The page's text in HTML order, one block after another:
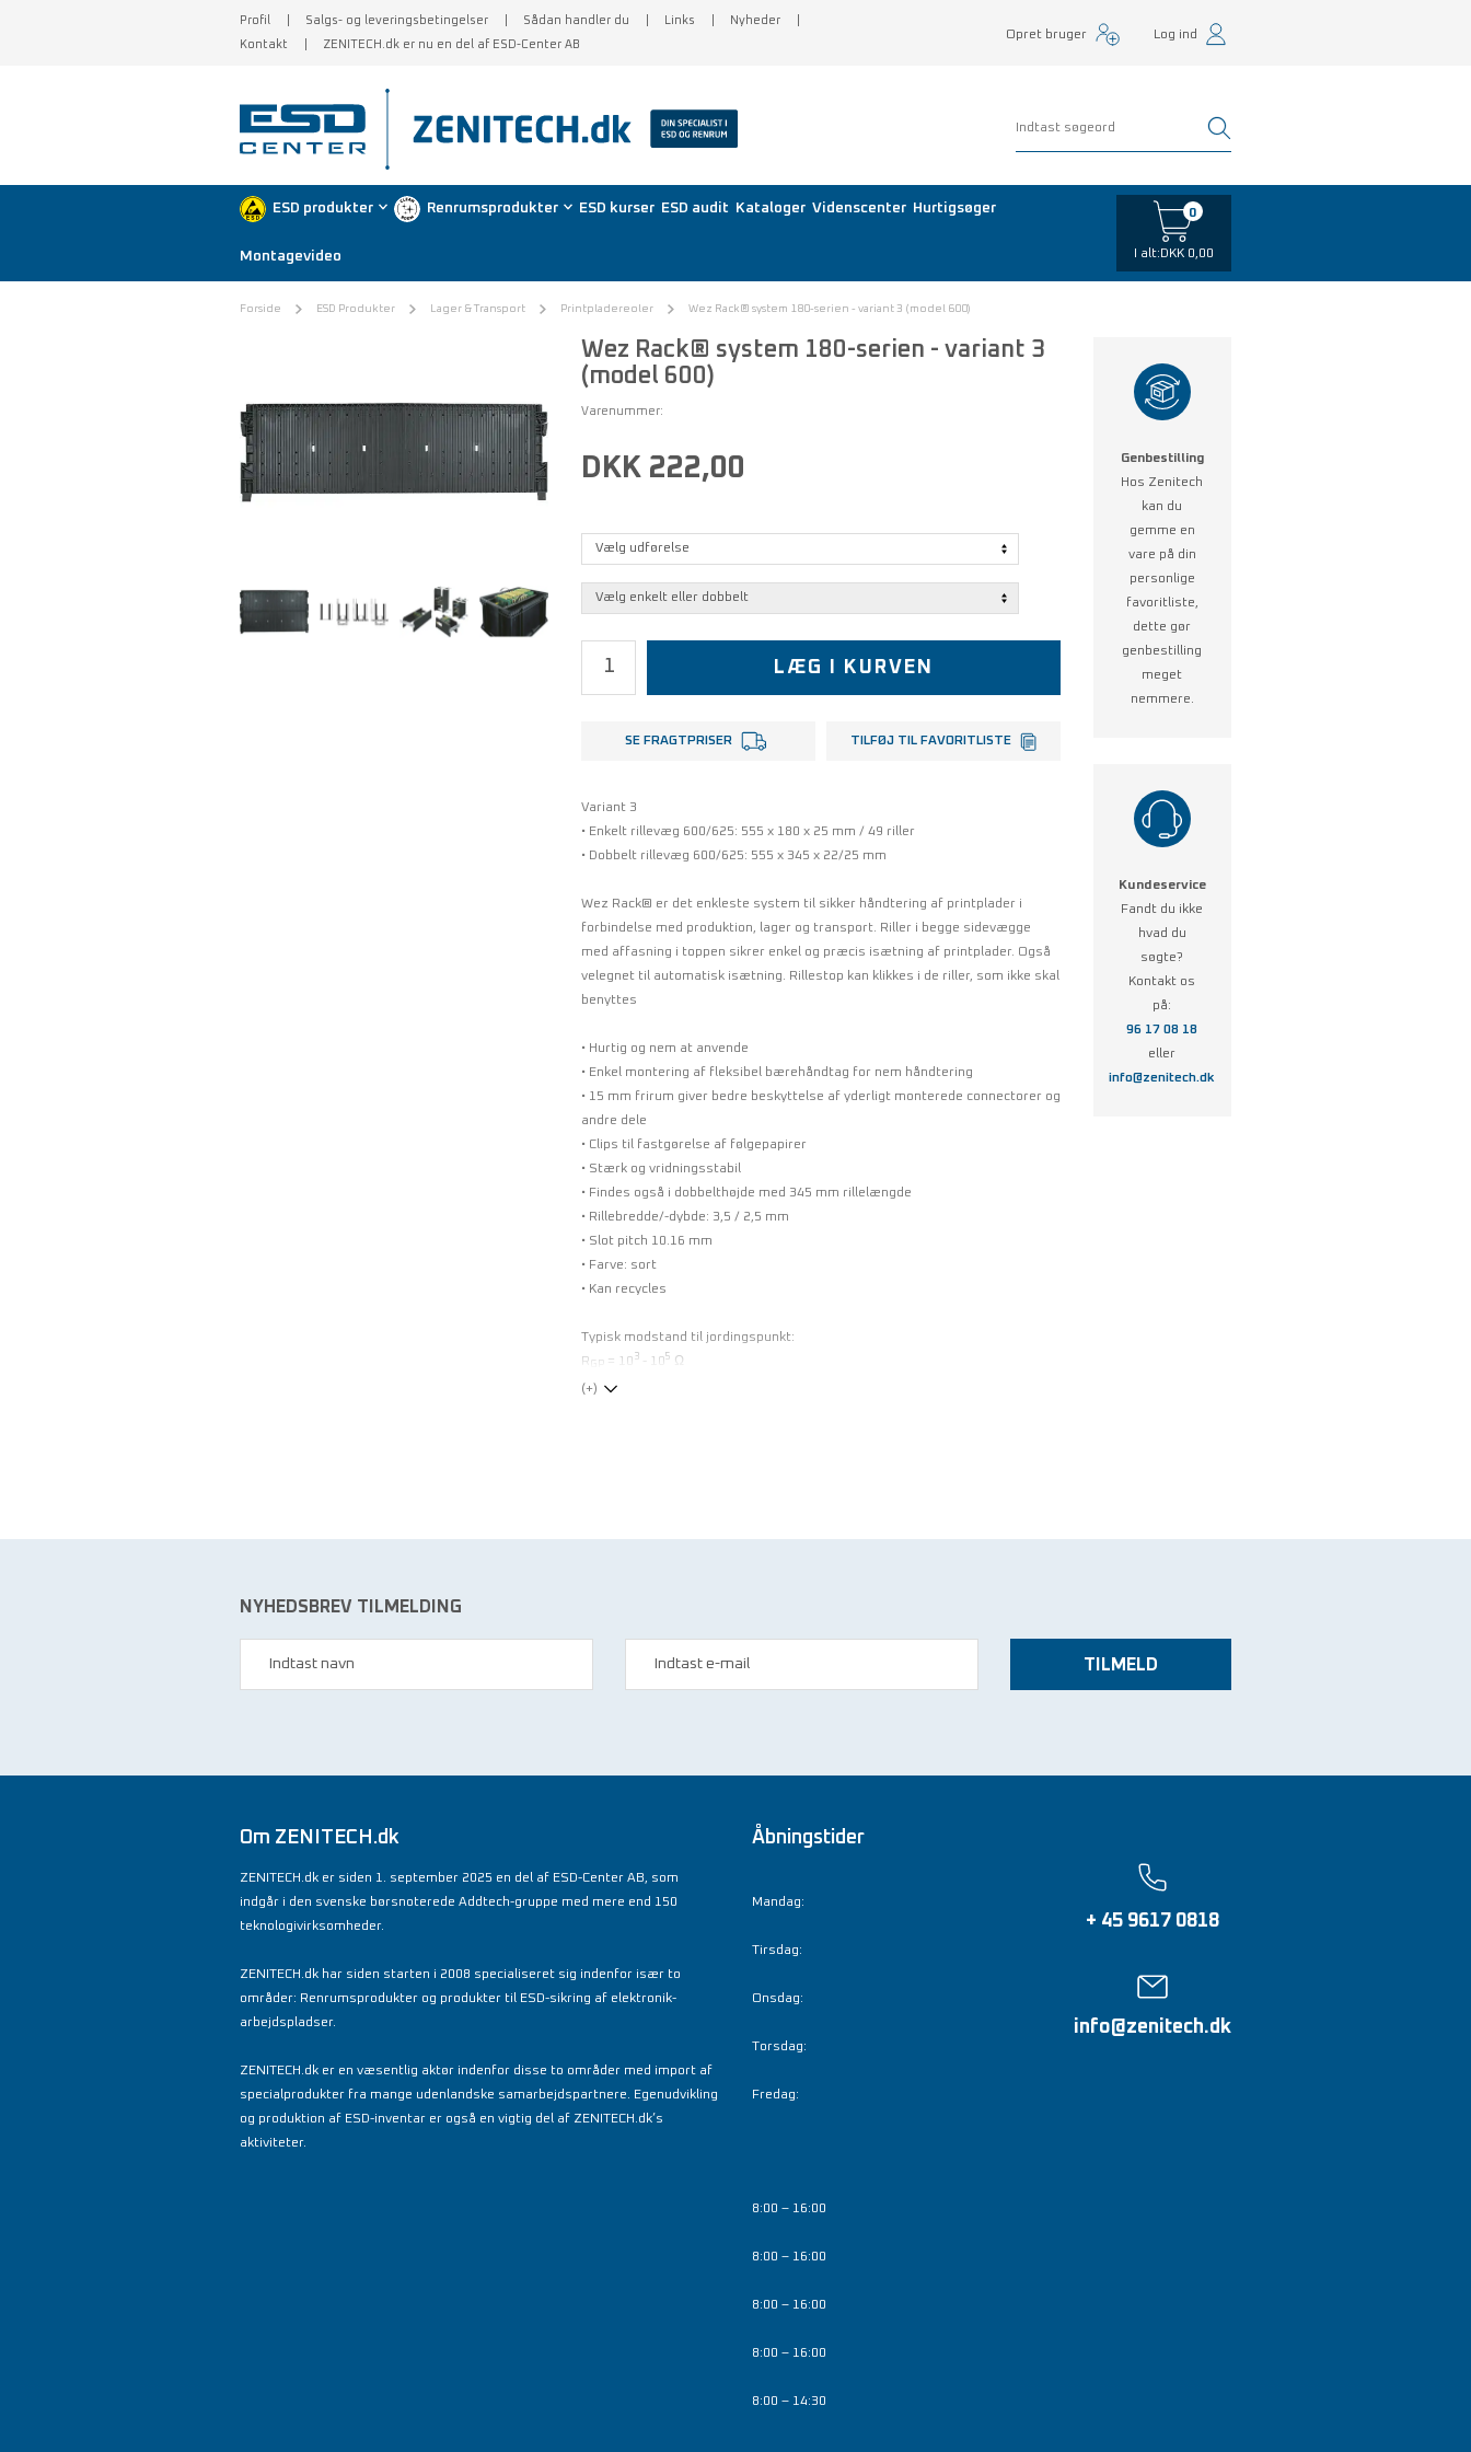
Profil Salgs- og leveringsbetingelser Sådan handler du Links
Nyheder
Kontakt
ZENITECH.dk er nu en del af ESD-Center AB
Opret bruger Log ind
ESD produkter Renrumsprodukter ESD kurser ESD audit Kataloger Videnscenter Hurtigsøger
Montagevideo
0
I alt: DKK 0,00
Forside ESD Produkter Lager & Transport Printpladereoler Wez Rack® system 180-serien - variant 3 (model 600)
Wez Rack® system 180-serien - variant 3
(model 600)
Varenummer:
DKK 222,00
LÆG I KURVEN
SE FRAGTPRISER TILFØJ TIL FAVORITLISTE
Variant 3
• Enkelt rillevæg 600/625: 555 x 180 x 25 mm / 49 riller
• Dobbelt rillevæg 600/625: 555 x 345 x 22/25 mm
Wez Rack® er det enkleste system til sikker håndtering af printplader i
forbindelse med produktion, lager og transport. Riller i begge sidevægge
med affasning i toppen sikrer enkel og præcis isætning af printplader. Også
velegnet til automatisk isætning. Rillestop kan klikkes i de riller, som ikke skal
benyttes
• Hurtig og nem at anvende
• Enkel montering af fleksibel bærehåndtag for nem håndtering
• 15 mm frirum giver bedre beskyttelse af yderligt monterede connectorer og
andre dele
• Clips til fastgørelse af følgepapirer
• Stærk og vridningsstabil
• Findes også i dobbelthøjde med 345 mm rillelængde
• Rillebredde/-dybde: 3,5 / 2,5 mm
• Slot pitch 10.16 mm
• Farve: sort
• Kan recycles
Typisk modstand til jordingspunkt:
R
= 10 3- 105 Ω
(+)
Genbestilling
Hos Zenitech
kan du
gemme en
vare på din
personlige
favoritliste,
dette gør
genbestilling
meget
nemmere.
Kundeservice
Fandt du ikke
hvad du
søgte?
Kontakt os
på:
96 17 08 18
eller
info@zenitech.dk
NYHEDSBREV TILMELDING
TILMELD
Om ZENITECH.dk
ZENITECH.dk er siden 1. september 2025 en del af ESD-Center AB, som
indgår i den svenske børsnoterede Addtech-gruppe med mere end 150
teknologivirksomheder.
ZENITECH.dk har siden starten i 2008 specialiseret sig indenfor især to
områder: Renrumsprodukter og produkter til ESD-sikring af elektronik-
arbejdspladser.
ZENITECH.dk er en væsentlig aktør indenfor disse to områder med import af
specialprodukter fra mange udenlandske samarbejdspartnere. Egenudvikling
og produktion af ESD-inventar er også en vigtig del af ZENITECH.dk’s
aktiviteter.
Åbningstider
Mandag:
Tirsdag:
Onsdag:
Torsdag:
Fredag:
8:00 – 16:00
8:00 – 16:00
8:00 – 16:00
8:00 – 16:00
8:00 – 14:30
+ 45 9617 0818
info@zenitech.dk